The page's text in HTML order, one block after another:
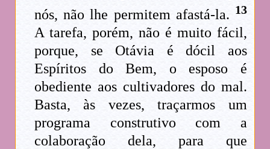
nós, não lhe permitem afastá-la. 13
A tarefa, porém, não é muito fácil,
porque, se Otávia é dócil aos
Espíritos do Bem, o esposo é
obediente aos cultivadores do mal.
Basta, às vezes, traçarmos um
programa construtivo com a
colaboração dela, para que